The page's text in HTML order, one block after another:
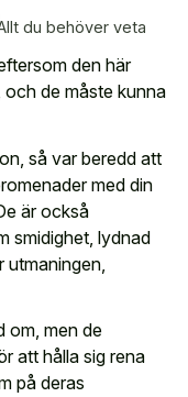
du behöver veta
den här
de måste kunna
så var beredd att
med din
är också
smidighet, lydnad
om, men de
att hålla sig rena
på deras